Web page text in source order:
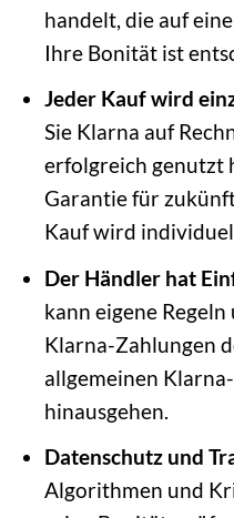
handelt, die auf
Ihre Bonität ist
Jeder Kauf wird
Sie Klarna auf
erfolgreich genutzt
Garantie für
Kauf wird
Der Händler hat
kann eigene
Klarna-Zahlungen
allgemeinen
hinausgehen.
Datenschutz und
Algorithmen und